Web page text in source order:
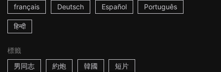
français Deutsch Español Português
हिन्दी
標籤
男同志
約炮 韓國 短片